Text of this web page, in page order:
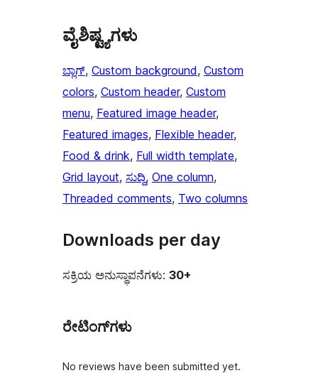
ವೈಶಿಷ್ಟ್ಯಗಳು
ಬ್ಲಾಗ್, Custom background, Custom
colors, Custom header, Custom
menu, Featured image header
Featured images, Flexible header
Food & drink, Full width template
Grid layout, ಸುದ್ದಿ, One column
Threaded comments, Two columns
Downloads per day
ಸಕ್ರಿಯ ಅನುಸ್ಥಾಪನೆಗಳು: 30+
ರೇಟಿಂಗ್‌ಗಳು
No reviews have been submitted yet.